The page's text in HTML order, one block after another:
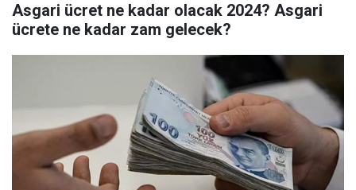
Asgari ücret ne kadar olacak 2024? Asgari
ücrete ne kadar zam gelecek?